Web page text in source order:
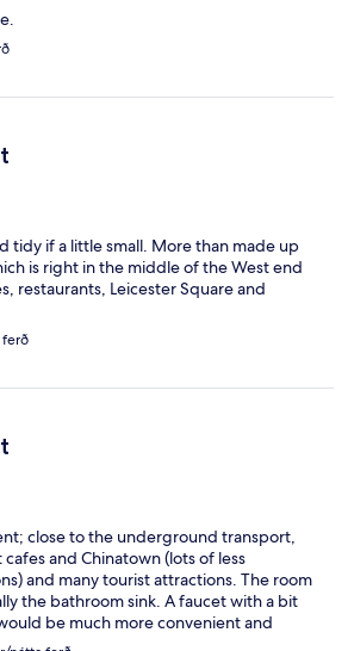
tidy if a little small. More than made up
is right in the middle of the West end
restaurants, Leicester Square and
ferð
close to the underground transport,
and Chinatown (lots of less
and many tourist attractions. The room
the bathroom sink. A faucet with a bit
be much more convenient and
for a short stay.